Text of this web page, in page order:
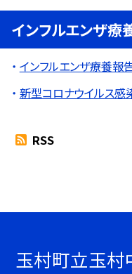
インフルエンザ療
インフルエンザ療養報
新型コロナウイルス
RSS
玉村町立玉村